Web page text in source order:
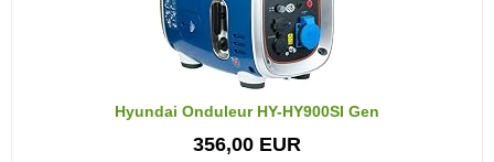
Hyundai Onduleur HY-HY900SI Gen
356,00 EUR